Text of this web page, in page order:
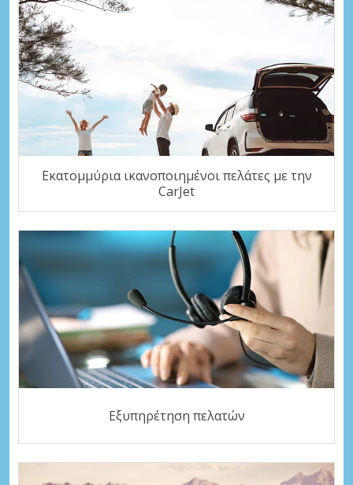
Εκατομμύρια ικανοποιημένοι πελάτες με την
CarJet
Εξυπηρέτηση πελατών